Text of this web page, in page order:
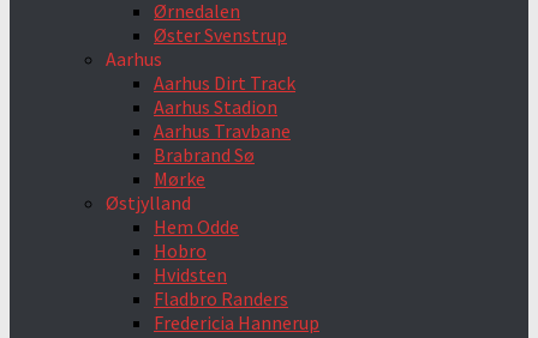
Ørnedalen
Øster Svenstrup
Aarhus
Aarhus Dirt Track
Aarhus Stadion
Aarhus Travbane
Brabrand Sø
Mørke
Østjylland
Hem Odde
Hobro
Hvidsten
Fladbro Randers
Fredericia Hannerup